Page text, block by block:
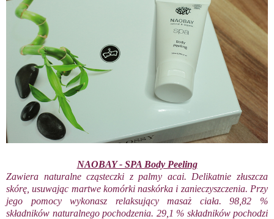
NAOBAY - SPA Body Peeling
Zawiera naturalne cząsteczki z palmy acai. Delikatnie złuszcza
skórę, usuwając martwe komórki naskórka i zanieczyszczenia. Przy
jego pomocy wykonasz relaksujący masaż ciała. 98,82 %
składników naturalnego pochodzenia. 29,1 % składników pochodzi